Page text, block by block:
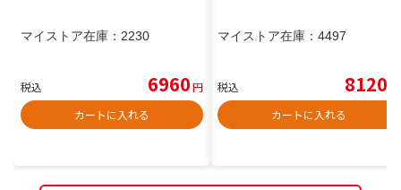
マイストア在庫： 2230
税込 6960円
カートに入れる
マイストア在庫： 4497
税込 8120
カートに入れる